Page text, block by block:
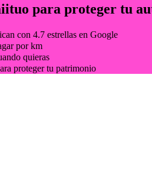
para proteger tu
con 4.7 estrellas en Google
por km
quieras
proteger tu patrimonio